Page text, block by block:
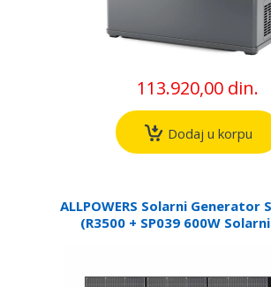
113.920,00 din.
Dodaj u korpu
ALLPOWERS Solarni Generator
(R3500 + SP039 600W